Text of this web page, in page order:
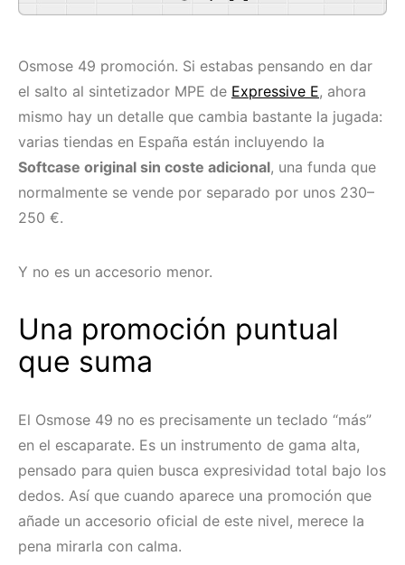
Osmose 49 promoción. Si estabas pensando en dar
el salto al sintetizador MPE de Expressive E, ahora
mismo hay un detalle que cambia bastante la jugada:
varias tiendas en España están incluyendo la
Softcase original sin coste adicional, una funda que
normalmente se vende por separado por unos 230–
250 €.
Y no es un accesorio menor.
Una promoción puntual
que suma
El Osmose 49 no es precisamente un teclado “más”
en el escaparate. Es un instrumento de gama alta,
pensado para quien busca expresividad total bajo los
dedos. Así que cuando aparece una promoción que
añade un accesorio oficial de este nivel, merece la
pena mirarla con calma.